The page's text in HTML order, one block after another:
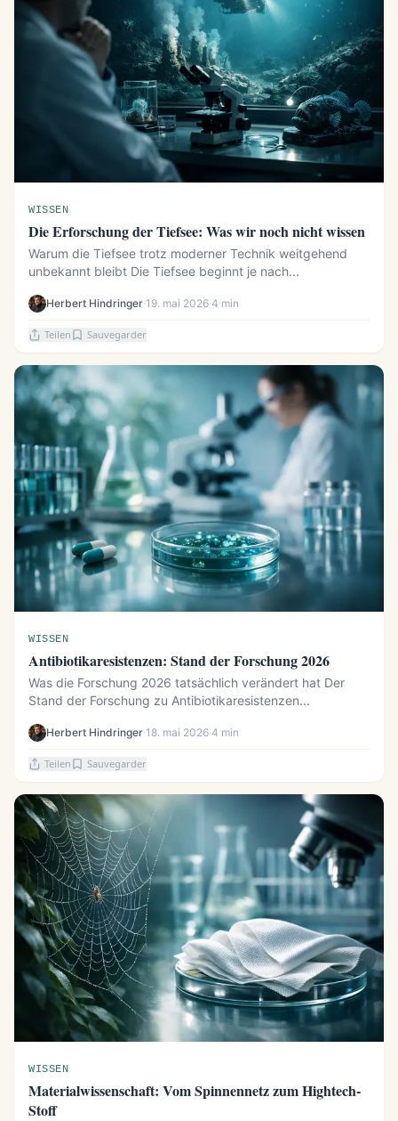
WISSEN
Die Erforschung der Tiefsee: Was wir noch nicht wissen
Warum die Tiefsee trotz moderner Technik weitgehend
unbekannt bleibt Die Tiefsee beginnt je nach...
Herbert Hindringer·19. mai 2026·4 min
Teilen Sauvegarder
WISSEN
Antibiotikaresistenzen: Stand der Forschung 2026
Was die Forschung 2026 tatsächlich verändert hat Der
Stand der Forschung zu Antibiotikaresistenzen...
Herbert Hindringer·18. mai 2026·4 min
Teilen Sauvegarder
WISSEN
Materialwissenschaft: Vom Spinnennetz zum Hightech-
Stoff